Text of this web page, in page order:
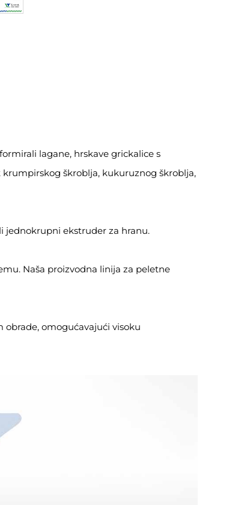
lagane, hrskave grickalice s
škroblja, kukuruznog škroblja,
jednokrupni ekstruder za hranu.
Naša proizvodna linija za peletne
omogućavajući visoku